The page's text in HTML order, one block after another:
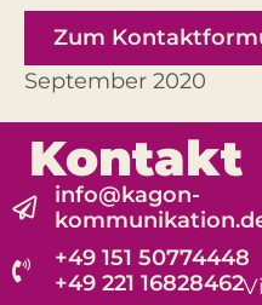
Zum
September 2020
Kontakt
info@kagon-
+49 151 50774448
+49 221 16828462